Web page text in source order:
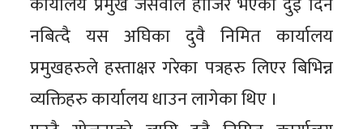
नबित्दै यस अघिका दुवै निमित कार्यालय
प्रमुखहरुले हस्ताक्षर गरेका पत्रहरु लिएर बिभिन्न
व्यक्तिहरु कार्यालय धाउन लागेका थिए ।